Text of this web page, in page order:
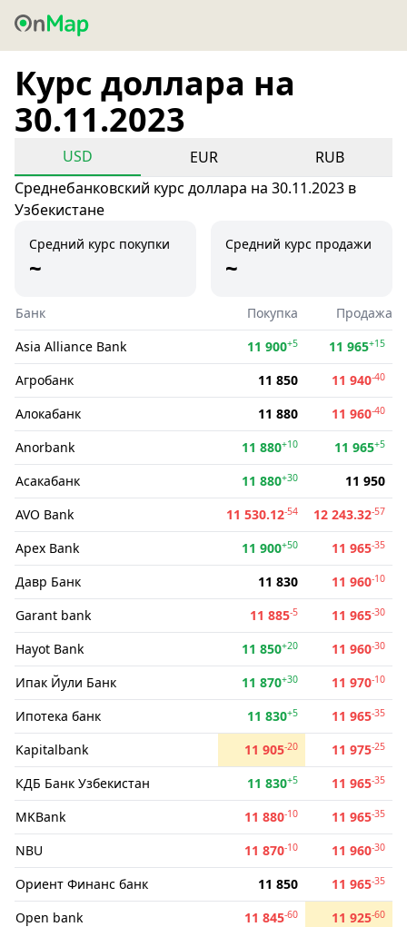
Курс доллара на
30.11.2023
USD EUR
RUB
Среднебанковский курс доллара на 30.11.2023 в
Узбекистане
Средний курс покупки
~
Средний курс продажи
~
Банк Покупка
Продажа
Asia Alliance Bank
11 900+5 11 965+15
Агробанк 11 850 11 940-40
Алокабанк 11 880 11 960-40
Anorbank 11 880+10 11 965+5
Асакабанк 11 880+30
11 950
AVO Bank
11 530.12-54 12 243.32-57
Apex Bank 11 900+50 11 965-35
Давр Банк 11 830 11 960-10
Garant bank 11 885-5 11 965-30
Hayot Bank 11 850+20 11 960-30
Ипак Йули Банк 11 870+30 11 970-10
Ипотека банк 11 830+5 11 965-35
Kapitalbank 11 905-20 11 975-25
КДБ Банк Узбекистан 11 830+5 11 965-35
MKBank 11 880-10 11 965-35
NBU 11 870-10 11 960-30
Ориент Финанс банк 11 850 11 965-35
Open bank 11 845-60 11 925-60